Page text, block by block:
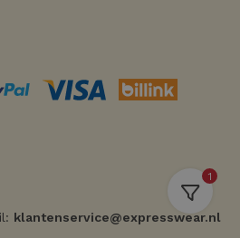
1
klantenservice@expresswear.nl